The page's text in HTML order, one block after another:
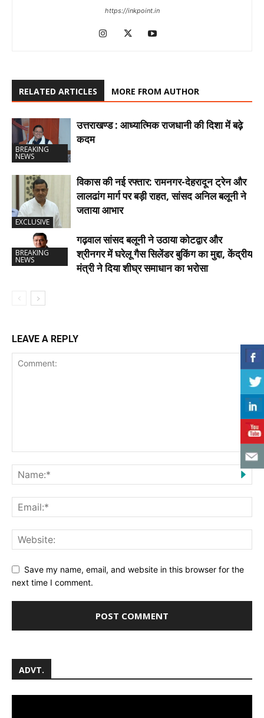
https://inkpoint.in
RELATED ARTICLES MORE FROM AUTHOR
BREAKING
NEWS
उत्तराखण्ड : आध्यात्मिक राजधानी की दिशा में बढ़े
कदम
EXCLUSIVE
विकास की नई रफ्तार: रामनगर-देहरादून ट्रेन और
लालढांग मार्ग पर बड़ी राहत, सांसद अनिल बलूनी ने
जताया आभार
BREAKING
NEWS
गढ़वाल सांसद बलूनी ने उठाया कोटद्वार और
श्रीनगर में घरेलू गैस सिलेंडर बुकिंग का मुद्दा, केंद्रीय
मंत्री ने दिया शीघ्र समाधान का भरोसा
LEAVE A REPLY
Save my name, email, and website in this browser for the
next time I comment.
ADVT.